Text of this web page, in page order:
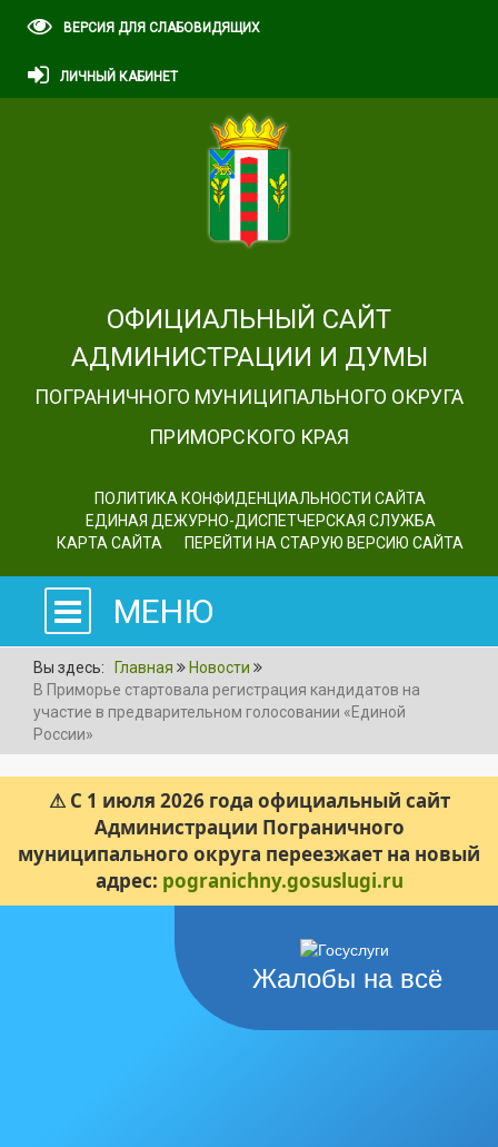
ВЕРСИЯ ДЛЯ СЛАБОВИДЯЩИХ
ЛИЧНЫЙ КАБИНЕТ
ОФИЦИАЛЬНЫЙ САЙТ
АДМИНИСТРАЦИИ И ДУМЫ
ПОГРАНИЧНОГО МУНИЦИПАЛЬНОГО ОКРУГА
ПРИМОРСКОГО КРАЯ
ПОЛИТИКА КОНФИДЕНЦИАЛЬНОСТИ САЙТА
ЕДИНАЯ ДЕЖУРНО-ДИСПЕТЧЕРСКАЯ СЛУЖБА
КАРТА САЙТА
ПЕРЕЙТИ НА СТАРУЮ ВЕРСИЮ САЙТА
МЕНЮ
Вы здесь: Главная
Новости
В Приморье стартовала регистрация кандидатов на
участие в предварительном голосовании «Единой
России»
⚠ С 1 июля 2026 года официальный сайт
Администрации Пограничного
муниципального округа переезжает на новый
адрес: pogranichny.gosuslugi.ru
Жалобы на всё